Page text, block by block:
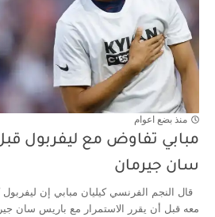
منذ بضع اعوام
مبابي تفاوض مع ليفربول
سان جيرمان
قال النجم الفرنسي كيليان مبابي إن
معه قبل أن يقرر الاستمرار مع باريس سان